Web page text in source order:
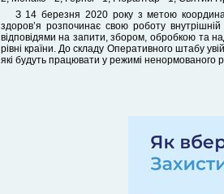
З 14 березня 2020 року з метою
здоров’я розпочинає свою роботу
відповідями на запити, збором, обробкою та
рівні країни. До складу Оперативного штабу
які будуть працювати у режимі ненормованого